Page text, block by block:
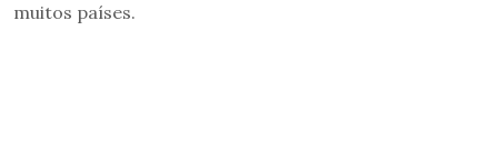
muitos países.